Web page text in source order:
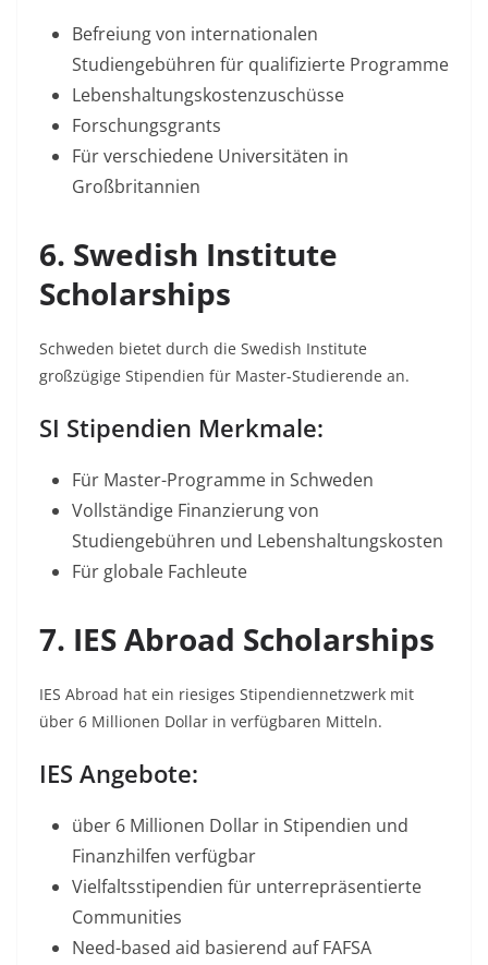
Befreiung von internationalen
Studiengebühren für qualifizierte Programme​
Lebenshaltungskostenzuschüsse
Forschungsgrants​
Für verschiedene Universitäten in
Großbritannien
6. Swedish Institute
Scholarships
Schweden bietet durch die Swedish Institute
großzügige Stipendien für Master-Studierende an.​
SI Stipendien Merkmale:
Für Master-Programme in Schweden​
Vollständige Finanzierung von
Studiengebühren und Lebenshaltungskosten​
Für globale Fachleute​
7. IES Abroad Scholarships
IES Abroad hat ein riesiges Stipendiennetzwerk mit
über 6 Millionen Dollar in verfügbaren Mitteln.​
IES Angebote:
über 6 Millionen Dollar in Stipendien und
Finanzhilfen verfügbar​
Vielfaltsstipendien für unterrepräsentierte
Communities​
Need-based aid basierend auf FAFSA​